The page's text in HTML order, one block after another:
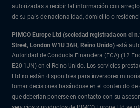
autorizadas a recibir tal información con
de su país de nacionalidad, domicilio o
PIMCO Europe Ltd (sociedad registrada con el
Street, London W1U 3AH, Reino Unido) está
Autoridad de Conducta Financiera (FCA) (12
E20 1JN) en el Reino Unido. Los servicios
Ltd no están disponibles para inversores
tomar decisiones basándose en el contenido
que deberían ponerse en contacto con su